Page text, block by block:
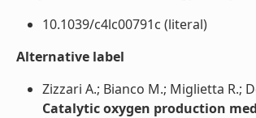
10.1039/c4lc00791c (literal)
Alternative label
Zizzari A.; Bianco M.; Miglietta R.;
Catalytic oxygen production